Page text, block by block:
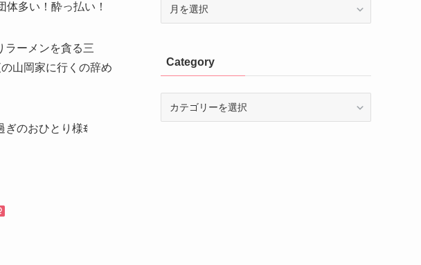
体多い！酔っ払い！
ラーメンを貪る三
山岡家に行くの辞め
のおひとり様ꉂ
Category